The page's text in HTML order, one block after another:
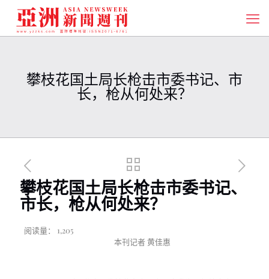
攀枝花国土局长枪击市委书记、市
长，枪从何处来？
攀枝花国土局长枪击市委书记、
市长，枪从何处来？
阅读量：
1,205
本刊记者 黄佳惠